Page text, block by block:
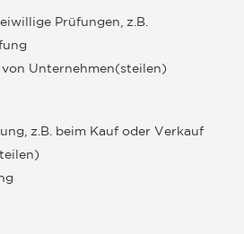
Prüfungen, z.B.
von Unternehmen(steilen)
z.B. beim Kauf oder Verkauf